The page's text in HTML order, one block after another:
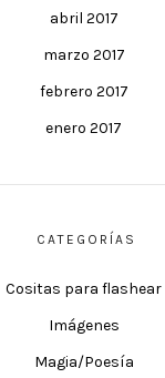
abril 2017
marzo 2017
febrero 2017
enero 2017
CATEGORÍAS
Cositas para flashear
Imágenes
Magia/Poesía